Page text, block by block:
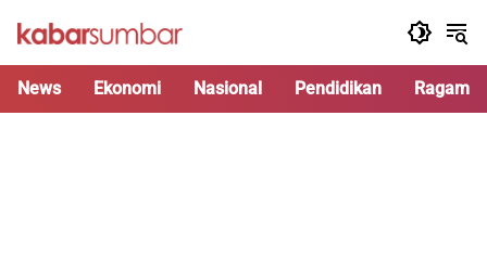
News Ekonomi Nasional Pendidikan Ragam